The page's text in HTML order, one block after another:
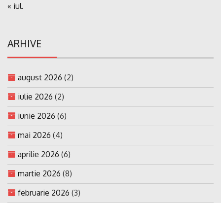
« iul.
ARHIVE
august 2026 (2)
iulie 2026 (2)
iunie 2026 (6)
mai 2026 (4)
aprilie 2026 (6)
martie 2026 (8)
februarie 2026 (3)